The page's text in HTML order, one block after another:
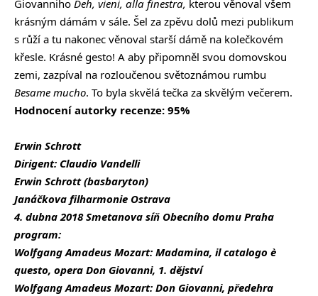
Giovanniho Deh, vieni, alla finestra, kterou věnoval všem
krásným dámám v sále. Šel za zpěvu dolů mezi publikum
s růží a tu nakonec věnoval starší dámě na kolečkovém
křesle. Krásné gesto! A aby připomněl svou domovskou
zemi, zazpíval na rozloučenou světoznámou rumbu
Besame mucho. To byla skvělá tečka za skvělým večerem.
Hodnocení autorky recenze: 95%
Erwin Schrott
Dirigent: Claudio Vandelli
Erwin Schrott (basbaryton)
Janáčkova filharmonie Ostrava
4. dubna 2018 Smetanova síň Obecního domu Praha
program:
Wolfgang Amadeus Mozart: Madamina, il catalogo è
questo, opera Don Giovanni, 1. dějství
Wolfgang Amadeus Mozart: Don Giovanni, předehra